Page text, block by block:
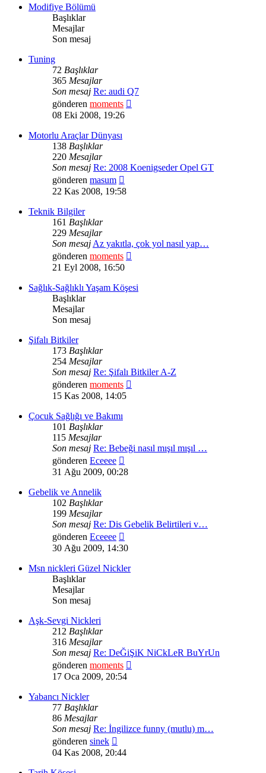
Modifiye Bölümü
Başlıklar
Mesajlar
Son mesaj
Tuning
72 Başlıklar
365 Mesajlar
Son mesaj Re: audi Q7
gönderen moments
08 Eki 2008, 19:26
Motorlu Araçlar Dünyası
138 Başlıklar
220 Mesajlar
Son mesaj Re: 2008 Koenigseder Opel GT
gönderen masum
mesajı
22 Kas 2008, 19:58
Teknik Bilgiler
161 Başlıklar
229 Mesajlar
Son mesajAz yakıtla, çok yol nasıl yap…
gönderen moments
21 Eyl 2008, 16:50
Sağlık-Sağlıklı Yaşam Köşesi
Başlıklar
Mesajlar
Son mesaj
Şifalı Bitkiler
173 Başlıklar
254 Mesajlar
Son mesaj Re: Şifalı Bitkiler A-Z
gönderen moments
15 Kas 2008, 14:05
Çocuk Sağlığı ve Bakımı
101 Başlıklar
115 Mesajlar
Son mesaj Re: Bebeği nasıl mışıl mışıl …
gönderen Eceeee
mesajı
31 Ağu 2009, 00:28
Gebelik ve Annelik
102 Başlıklar
199 Mesajlar
Son mesaj Re: Dis Gebelik Belirtileri v…
gönderen Eceeee
mesajı
30 Ağu 2009, 14:30
Msn nickleri Güzel Nickler
Başlıklar
Mesajlar
Son mesaj
Aşk-Sevgi Nickleri
212 Başlıklar
316 Mesajlar
Son mesaj Re: DeĞiŞiK NiCkLeR BuYrUn
gönderen moments
17 Oca 2009, 20:54
Yabancı Nickler
77 Başlıklar
86 Mesajlar
Son mesaj Re: İngilizce funny (mutlu) m…
gönderen sinek
mesajı
04 Kas 2008, 20:44